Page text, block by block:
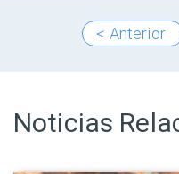
< Anterior
Noticias